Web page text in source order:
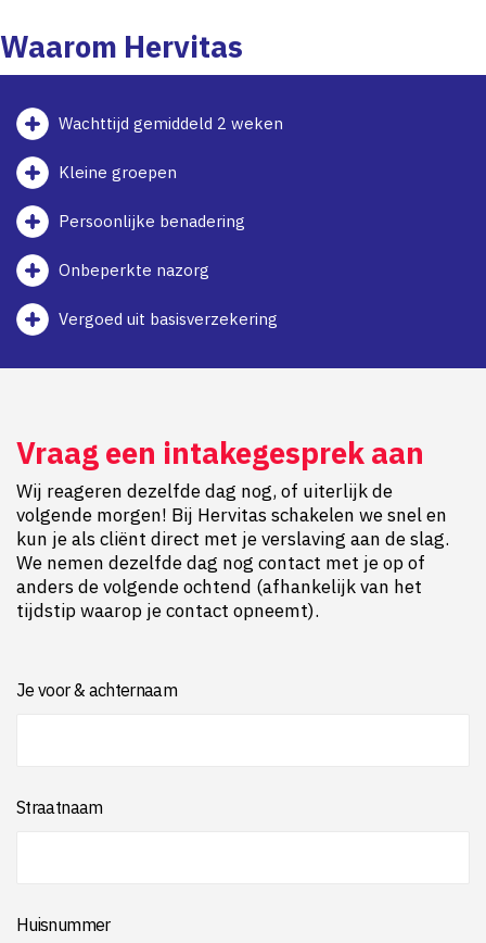
Waarom Hervitas
Wachttijd gemiddeld 2 weken
Kleine groepen
Persoonlijke benadering
Onbeperkte nazorg
Vergoed uit basisverzekering
Vraag een intakegesprek aan
Wij reageren dezelfde dag nog, of uiterlijk de
volgende morgen! Bij Hervitas schakelen we snel en
kun je als cliënt direct met je verslaving aan de slag.
We nemen dezelfde dag nog contact met je op of
anders de volgende ochtend (afhankelijk van het
tijdstip waarop je contact opneemt).
Je voor & achternaam
Straatnaam
Huisnummer